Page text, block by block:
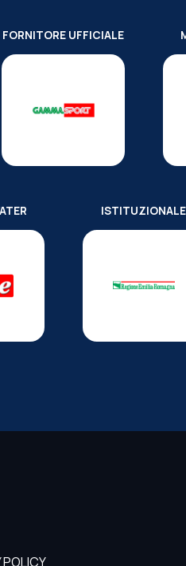
FORNITORE UFFICIALE
ISTITUZIONALE
POLICY